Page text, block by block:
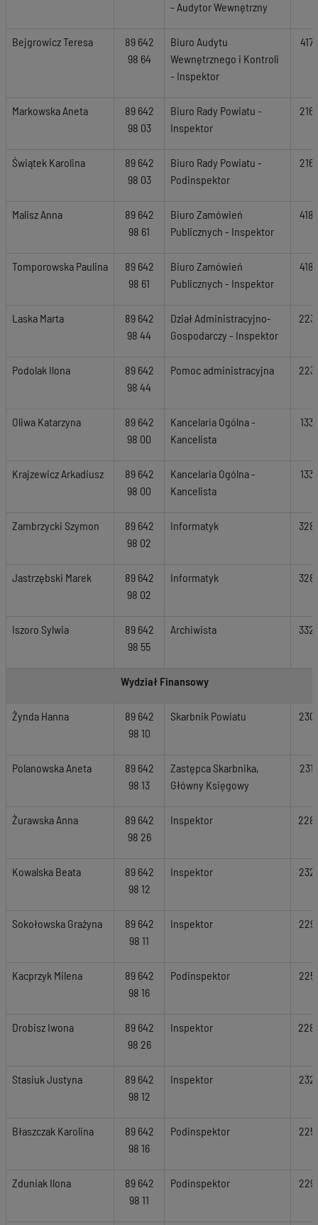
- Audytor Wewnętrzny
Bejgrowicz Teresa
89 642
98 64
Biuro Audytu
Wewnętrznego i Kontroli
- Inspektor
417
Markowska Aneta
89 642
98 03
Biuro Rady Powiatu -
Inspektor
216
Świątek Karolina
89 642
98 03
Biuro Rady Powiatu -
Podinspektor
216
Malisz Anna
89 642
98 61
Biuro Zamówień
Publicznych - Inspektor
418
Tomporowska Paulina
89 642
98 61
Biuro Zamówień
Publicznych - Inspektor
418
Laska Marta
89 642
98 44
Dział Administracyjno-
Gospodarczy - Inspektor
223
Podolak Ilona
89 642
98 44
Pomoc administracyjna 223
Oliwa Katarzyna
89 642
98 00
Kancelaria Ogólna -
Kancelista
133
Krajzewicz Arkadiusz
89 642
98 00
Kancelaria Ogólna -
Kancelista
133
Zambrzycki Szymon
89 642
98 02
Informatyk 328
Jastrzębski Marek
89 642
98 02
Informatyk 328
Iszoro Sylwia
89 642
98 55
Archiwista 332
Wydział Finansowy
Żynda Hanna
89 642
98 10
Skarbnik Powiatu 230
Polanowska Aneta
89 642
98 13
Zastępca Skarbnika,
Główny Księgowy
231
Żurawska Anna
89 642
98 26
Inspektor 228
Kowalska Beata
89 642
98 12
Inspektor 232
Sokołowska Grażyna
89 642
98 11
Inspektor 229
Kacprzyk Milena
89 642
98 16
Podinspektor 225
Drobisz Iwona
89 642
98 26
Inspektor 228
Stasiuk Justyna
89 642
98 12
Inspektor 232
Błaszczak Karolina
89 642
98 16
Podinspektor 225
Zduniak Ilona
89 642
98 11
Podinspektor 229